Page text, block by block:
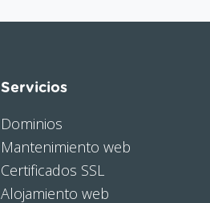
Servicios
Dominios
Mantenimiento web
Certificados SSL
Alojamiento web